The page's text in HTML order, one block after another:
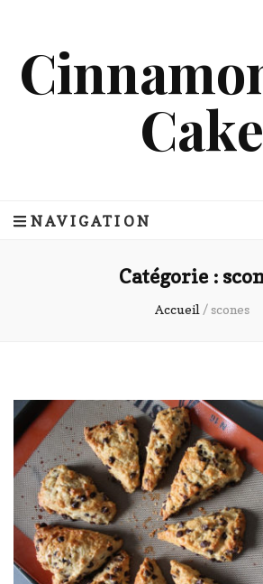
Cake
NAVIGATION
Catégorie :
Accueil / scones